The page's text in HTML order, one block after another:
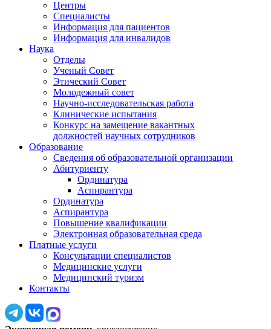
Центры
Специалисты
Информация для пациентов
Информация для инвалидов
Наука
Отделы
Ученый Совет
Этический Совет
Молодежный совет
Научно-исследовательская работа
Клинические испытания
Конкурс на замещение вакантных
должностей научных сотрудников
Образование
Сведения об образовательной организации
Абитуриенту
Ординатура
Аспирантура
Ординатура
Аспирантура
Повышение квалификации
Электронная образовательная среда
Платные услуги
Консультации специалистов
Медицинские услуги
Медицинский туризм
Контакты